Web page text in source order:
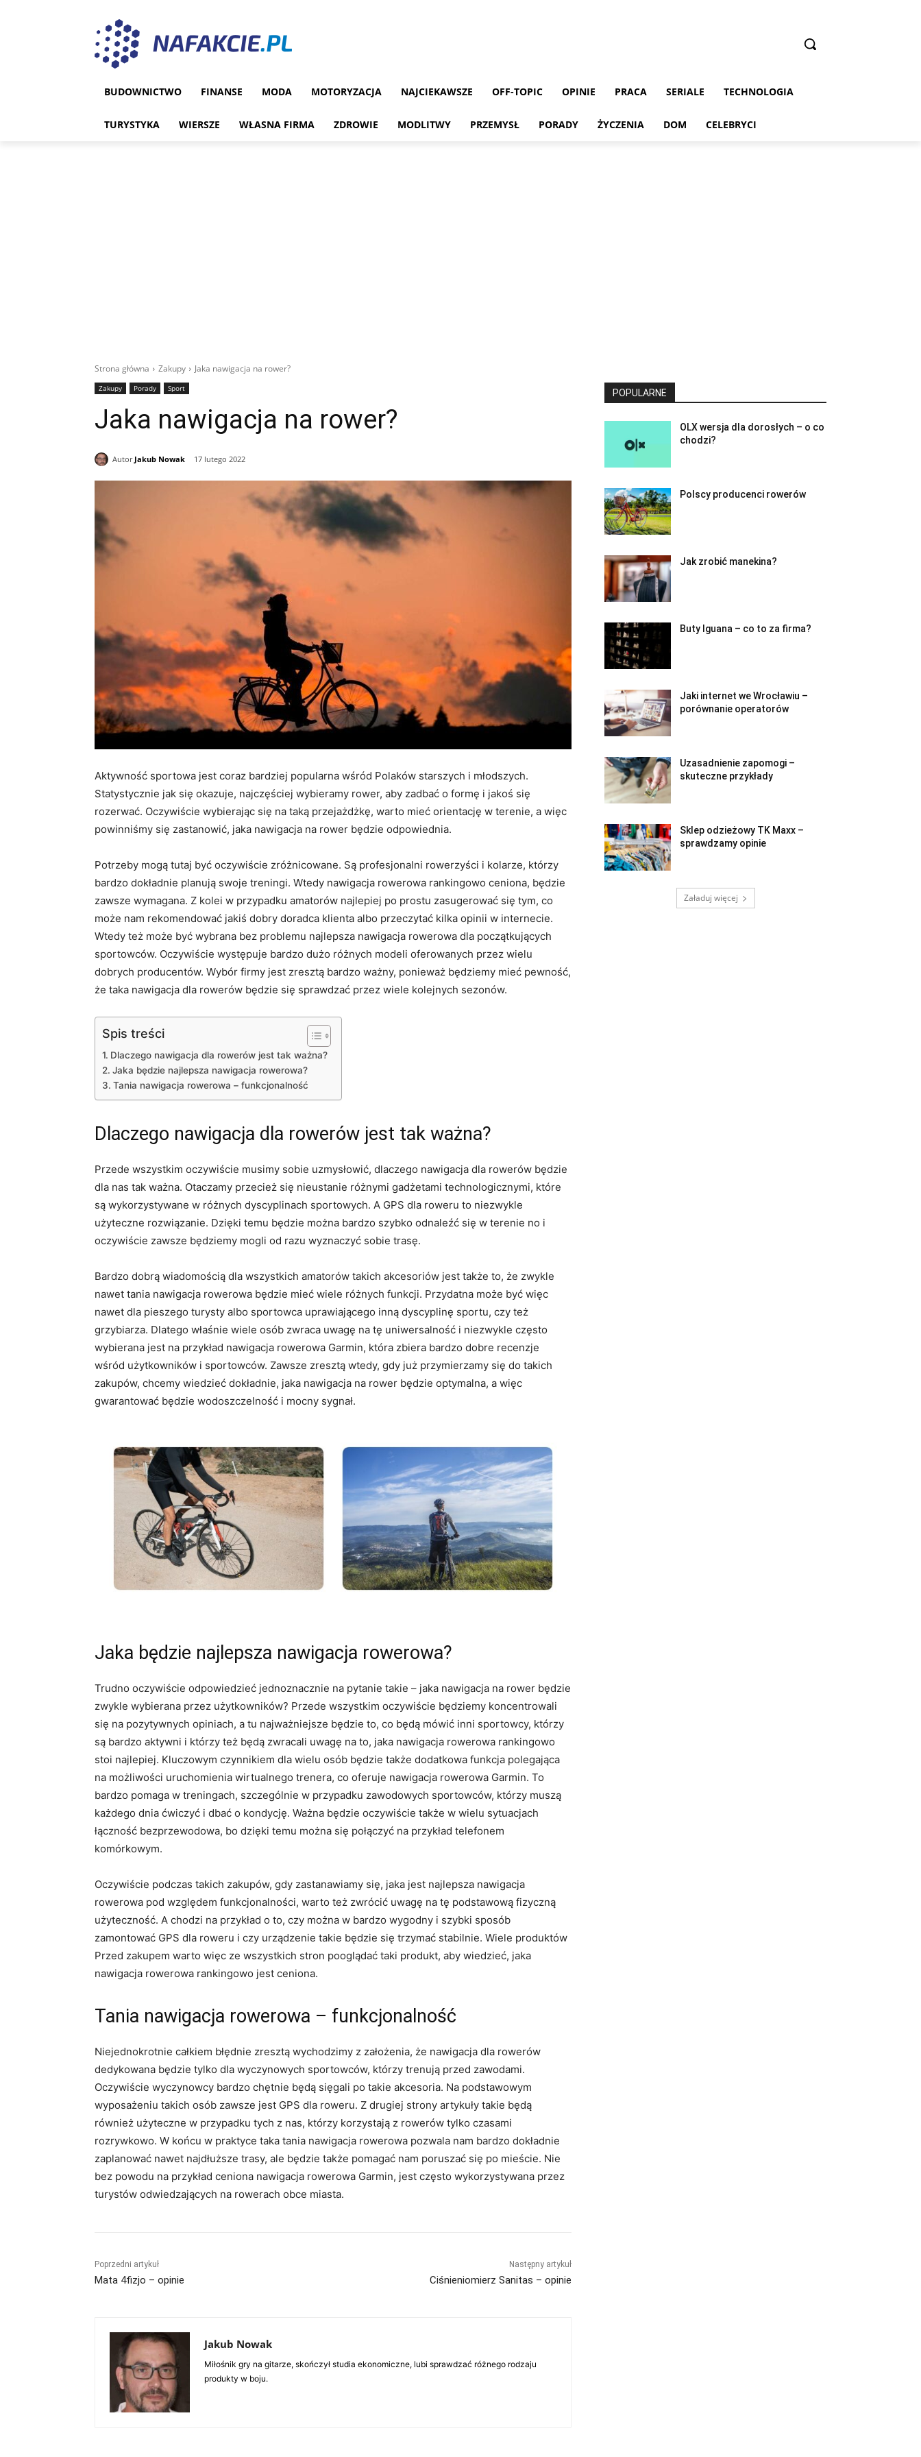
BUDOWNICTWO FINANSE MODA MOTORYZACJA NAJCIEKAWSZE OFF-TOPIC OPINIE PRACA SERIALE TECHNOLOGIA
TURYSTYKA WIERSZE WŁASNA FIRMA ZDROWIE MODLITWY PRZEMYSŁ PORADY ŻYCZENIA DOM CELEBRYCI
Strona główna Zakupy Jaka nawigacja na rower?
Zakupy Porady Sport
Jaka nawigacja na rower?
Autor Jakub Nowak 17 lutego 2022
Aktywność sportowa jest coraz bardziej popularna wśród Polaków starszych i młodszych.
Statystycznie jak się okazuje, najczęściej wybieramy rower, aby zadbać o formę i jakoś się
rozerwać. Oczywiście wybierając się na taką przejażdżkę, warto mieć orientację w terenie, a więc
powinniśmy się zastanowić, jaka nawigacja na rower będzie odpowiednia.
Potrzeby mogą tutaj być oczywiście zróżnicowane. Są profesjonalni rowerzyści i kolarze, którzy
bardzo dokładnie planują swoje treningi. Wtedy nawigacja rowerowa rankingowo ceniona, będzie
zawsze wymagana. Z kolei w przypadku amatorów najlepiej po prostu zasugerować się tym, co
może nam rekomendować jakiś dobry doradca klienta albo przeczytać kilka opinii w internecie.
Wtedy też może być wybrana bez problemu najlepsza nawigacja rowerowa dla początkujących
sportowców. Oczywiście występuje bardzo dużo różnych modeli oferowanych przez wielu
dobrych producentów. Wybór firmy jest zresztą bardzo ważny, ponieważ będziemy mieć pewność,
że taka nawigacja dla rowerów będzie się sprawdzać przez wiele kolejnych sezonów.
Spis treści
Dlaczego nawigacja dla rowerów jest tak ważna?
Jaka będzie najlepsza nawigacja rowerowa?
Tania nawigacja rowerowa – funkcjonalność
Dlaczego nawigacja dla rowerów jest tak ważna?
Przede wszystkim oczywiście musimy sobie uzmysłowić, dlaczego nawigacja dla rowerów będzie
dla nas tak ważna. Otaczamy przecież się nieustanie różnymi gadżetami technologicznymi, które
są wykorzystywane w różnych dyscyplinach sportowych. A GPS dla roweru to niezwykle
użyteczne rozwiązanie. Dzięki temu będzie można bardzo szybko odnaleźć się w terenie no i
oczywiście zawsze będziemy mogli od razu wyznaczyć sobie trasę.
Bardzo dobrą wiadomością dla wszystkich amatorów takich akcesoriów jest także to, że zwykle
nawet tania nawigacja rowerowa będzie mieć wiele różnych funkcji. Przydatna może być więc
nawet dla pieszego turysty albo sportowca uprawiającego inną dyscyplinę sportu, czy też
grzybiarza. Dlatego właśnie wiele osób zwraca uwagę na tę uniwersalność i niezwykle często
wybierana jest na przykład nawigacja rowerowa Garmin, która zbiera bardzo dobre recenzje
wśród użytkowników i sportowców. Zawsze zresztą wtedy, gdy już przymierzamy się do takich
zakupów, chcemy wiedzieć dokładnie, jaka nawigacja na rower będzie optymalna, a więc
gwarantować będzie wodoszczelność i mocny sygnał.
Jaka będzie najlepsza nawigacja rowerowa?
Trudno oczywiście odpowiedzieć jednoznacznie na pytanie takie – jaka nawigacja na rower będzie
zwykle wybierana przez użytkowników? Przede wszystkim oczywiście będziemy koncentrowali
się na pozytywnych opiniach, a tu najważniejsze będzie to, co będą mówić inni sportowcy, którzy
są bardzo aktywni i którzy też będą zwracali uwagę na to, jaka nawigacja rowerowa rankingowo
stoi najlepiej. Kluczowym czynnikiem dla wielu osób będzie także dodatkowa funkcja polegająca
na możliwości uruchomienia wirtualnego trenera, co oferuje nawigacja rowerowa Garmin. To
bardzo pomaga w treningach, szczególnie w przypadku zawodowych sportowców, którzy muszą
każdego dnia ćwiczyć i dbać o kondycję. Ważna będzie oczywiście także w wielu sytuacjach
łączność bezprzewodowa, bo dzięki temu można się połączyć na przykład telefonem
komórkowym.
Oczywiście podczas takich zakupów, gdy zastanawiamy się, jaka jest najlepsza nawigacja
rowerowa pod względem funkcjonalności, warto też zwrócić uwagę na tę podstawową fizyczną
użyteczność. A chodzi na przykład o to, czy można w bardzo wygodny i szybki sposób
zamontować GPS dla roweru i czy urządzenie takie będzie się trzymać stabilnie. Wiele produktów
Przed zakupem warto więc ze wszystkich stron pooglądać taki produkt, aby wiedzieć, jaka
nawigacja rowerowa rankingowo jest ceniona.
Tania nawigacja rowerowa – funkcjonalność
Niejednokrotnie całkiem błędnie zresztą wychodzimy z założenia, że nawigacja dla rowerów
dedykowana będzie tylko dla wyczynowych sportowców, którzy trenują przed zawodami.
Oczywiście wyczynowcy bardzo chętnie będą sięgali po takie akcesoria. Na podstawowym
wyposażeniu takich osób zawsze jest GPS dla roweru. Z drugiej strony artykuły takie będą
również użyteczne w przypadku tych z nas, którzy korzystają z rowerów tylko czasami
rozrywkowo. W końcu w praktyce taka tania nawigacja rowerowa pozwala nam bardzo dokładnie
zaplanować nawet najdłuższe trasy, ale będzie także pomagać nam poruszać się po mieście. Nie
bez powodu na przykład ceniona nawigacja rowerowa Garmin, jest często wykorzystywana przez
turystów odwiedzających na rowerach obce miasta.
Poprzedni artykuł
Mata 4fizjo – opinie
Następny artykuł
Ciśnieniomierz Sanitas – opinie
Jakub Nowak
Miłośnik gry na gitarze, skończył studia ekonomiczne, lubi sprawdzać różnego rodzaju
produkty w boju.
POPULARNE
OLX wersja dla dorosłych – o co
chodzi?
Polscy producenci rowerów
Jak zrobić manekina?
Buty Iguana – co to za firma?
Jaki internet we Wrocławiu –
porównanie operatorów
Uzasadnienie zapomogi –
skuteczne przykłady
Sklep odzieżowy TK Maxx –
sprawdzamy opinie
Załaduj więcej